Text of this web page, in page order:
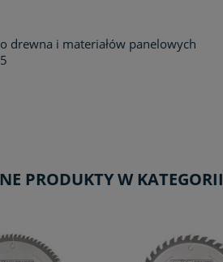
drewna i materiałów panelowych
PRODUKTY W KATEGORII